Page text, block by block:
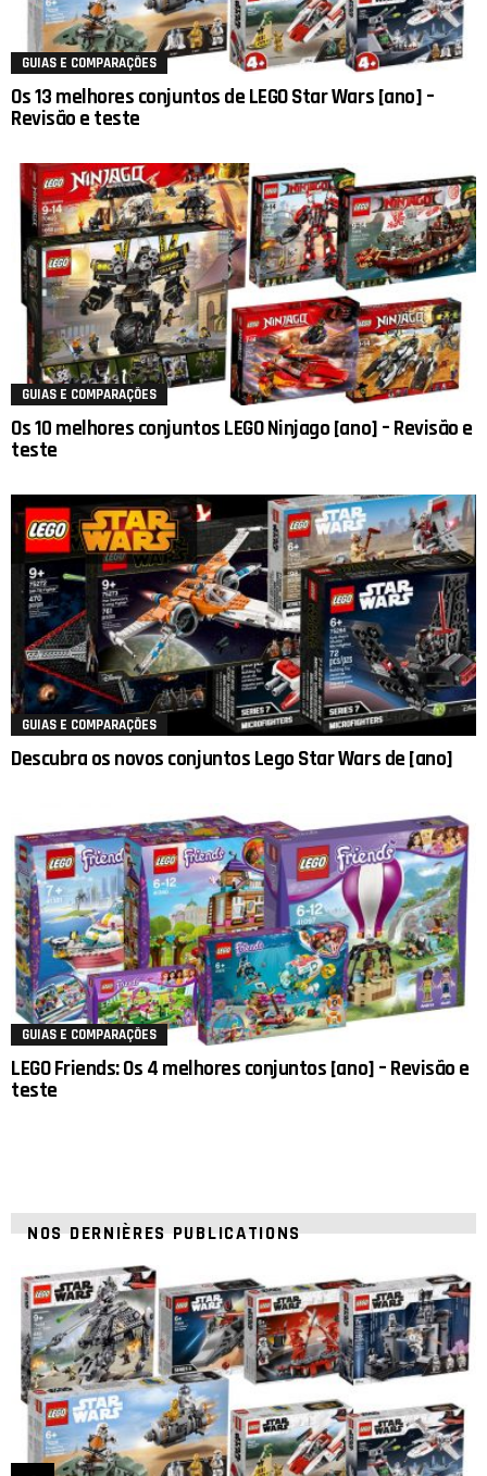
GUIAS E COMPARAÇÕES
Os 13 melhores conjuntos de LEGO Star Wars [ano] –
Revisão e teste
GUIAS E COMPARAÇÕES
Os 10 melhores conjuntos LEGO Ninjago [ano] – Revisão e
teste
GUIAS E COMPARAÇÕES
Descubra os novos conjuntos Lego Star Wars de [ano]
GUIAS E COMPARAÇÕES
LEGO Friends: Os 4 melhores conjuntos [ano] – Revisão e
teste
NOS DERNIÈRES PUBLICATIONS